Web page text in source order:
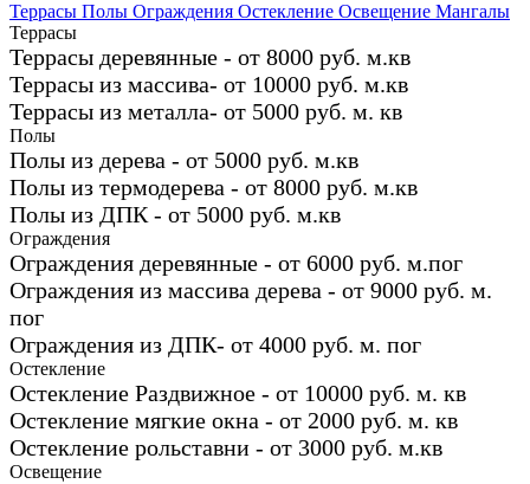
Террасы Полы Ограждения Остекление Освещение Мангалы
Террасы
Террасы деревянные - от 8000 руб. м.кв
Террасы из массива- от 10000 руб. м.кв
Террасы из металла- от 5000 руб. м. кв
Полы
Полы из дерева - от 5000 руб. м.кв
Полы из термодерева - от 8000 руб. м.кв
Полы из ДПК - от 5000 руб. м.кв
Ограждения
Ограждения деревянные - от 6000 руб. м.пог
Ограждения из массива дерева - от 9000 руб. м.
пог
Ограждения из ДПК- от 4000 руб. м. пог
Остекление
Остекление Раздвижное - от 10000 руб. м. кв
Остекление мягкие окна - от 2000 руб. м. кв
Остекление рольставни - от 3000 руб. м.кв
Освещение